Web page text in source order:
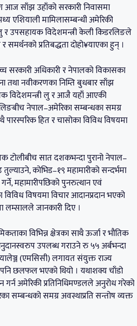
आज साँझ उहाँको सरकारी निवासमा
एशियाली मामिलासम्बन्धी अमेरिकी
र उपसहायक विदेशमन्त्री केली किडरलिङले
समर्थनको प्रतिबद्धता दोहो¥याएका हुन् ।
सरकारी अधिकारी र नेपालको विकासका
तथा नवीकरणका निम्ति बुधबार साँझ
विदेशमन्त्री लु र आजै यहाँ आएकी
नेपाल–अमेरिका सम्बन्धका समग्र
पारस्परिक हित र चासोका विविध विषयमा
टोलीबीच सात दशकभन्दा पुरानो नेपाल–
कोभिड–१९ महामारीको सन्दर्भमा
महामारीपछिको पुनरुत्थान एवं
विविध विषयमा विचार आदानप्रदान भएको
लम्सालले जानकारी दिए ।
विभिन्न क्षेत्रका साथै ऊर्जा र भौतिक
उपलब्ध गराउने रु ५५ अर्बभन्दा
(एमसिसी) लगायत संयुक्त राज्य
छलफल भएको थियो । यथाशक्य चाँडो
अमेरिकी प्रतिनिधिमण्डलले अनुरोध गरेको
सम्बन्धको समग्र अवस्थाप्रति सन्तोष व्यक्त